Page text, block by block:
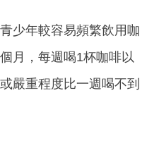
少年較容易頻繁飲用咖
月，每週喝1杯咖啡以
嚴重程度比一週喝不到